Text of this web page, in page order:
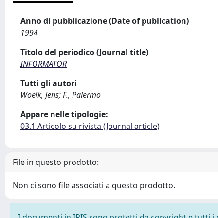
Anno di pubblicazione (Date of publication)
1994
Titolo del periodico (Journal title)
INFORMATOR
Tutti gli autori
Woelk, Jens; F., Palermo
Appare nelle tipologie:
03.1 Articolo su rivista (Journal article)
File in questo prodotto:
Non ci sono file associati a questo prodotto.